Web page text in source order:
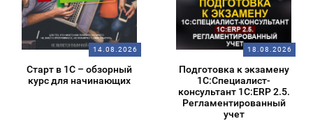
14.08.2026
Старт в 1С – обзорный
курс для начинающих
18.08.2026
Подготовка к экзамену
1С:Специалист-
консультант 1С:ERP 2.5.
Регламентированный
учет